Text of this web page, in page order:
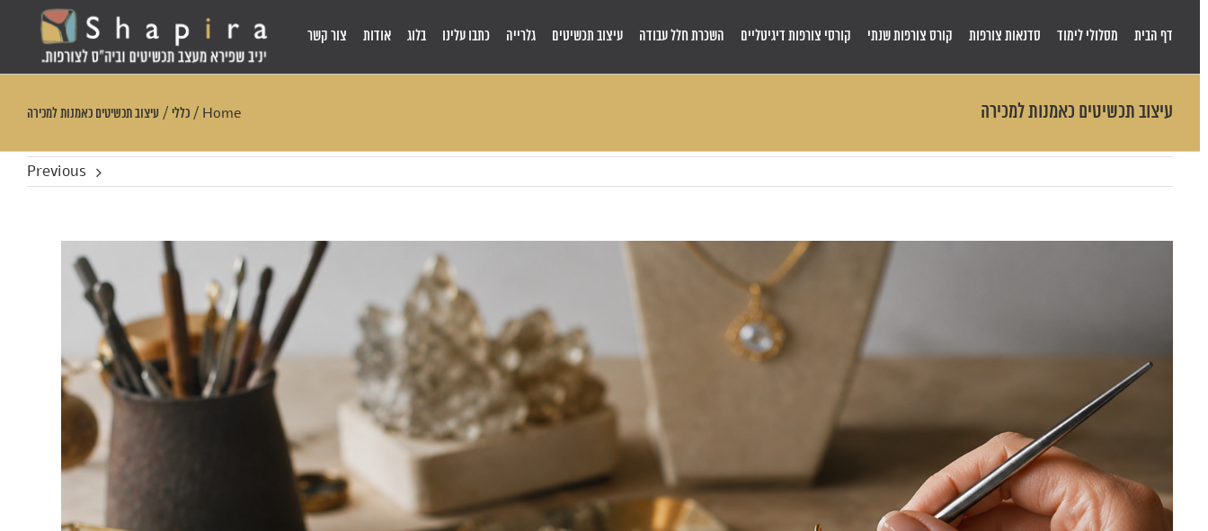
דף הבית מסלולי לימוד סדנאות צורפות קורס צורפות שנתי קורסי צורפות דיגיטליים השכרת חלל עבודה עיצוב תכשיטים גלרייה כתבו עלינו בלוג אודות צור קשר
עיצוב תכשיטים כאמנות למכירה Home
/ כללי / עיצוב תכשיטים כאמנות למכירה
Previous